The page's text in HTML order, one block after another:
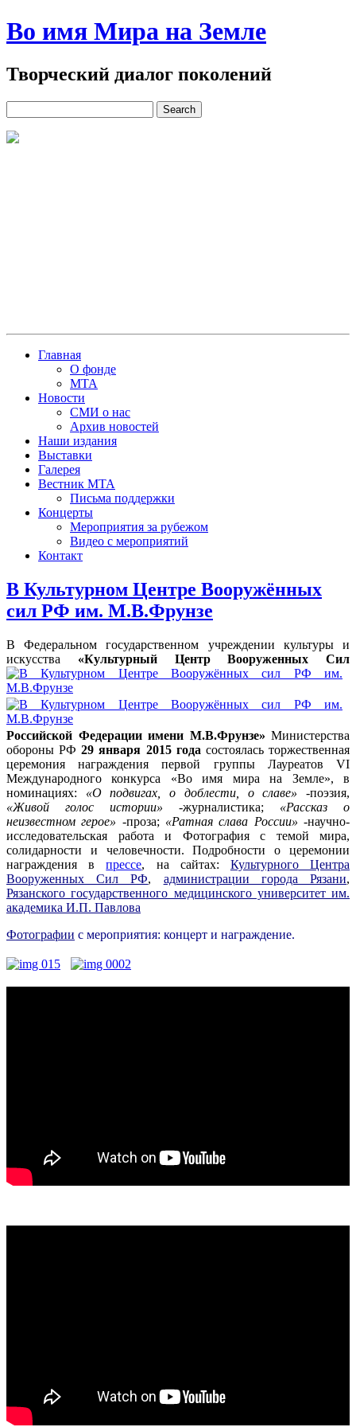
Во имя Мира на Земле
Творческий диалог поколений
Главная
О фонде
МТА
Новости
СМИ о нас
Архив новостей
Наши издания
Выставки
Галерея
Вестник МТА
Письма поддержки
Концерты
Мероприятия за рубежом
Видео с мероприятий
Контакт
В Культурном Центре Вооружённых
сил РФ им. М.В.Фрунзе
В Федеральном государственном учреждении культуры и
искусства «Культурный Центр Вооруженных Сил
Российской Федерации имени М.В.Фрунзе» Министерства
обороны РФ29 января 2015 года состоялась торжественная
церемония награждения первой группы Лауреатов VI
Международного конкурса «Во имя мира на Земле», в
номинациях: «О подвигах, о доблести, о славе» -поэзия,
«Живой голос истории» -журналистика; «Рассказ о
неизвестном герое» -проза; «Ратная слава России»-научно-
исследовательская работа и Фотография с темой мира,
солидарности и человечности. Подробности о церемонии
награждения впрессе, на сайтах: Культурного Центра
Вооруженных Сил РФ, администрации города Рязани,
Рязанского государственного медицинского университет им.
академика И.П. Павлова
Фотографии с мероприятия: концерт и награждение.